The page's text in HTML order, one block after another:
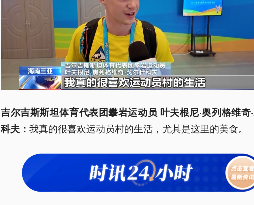
吉尔吉斯斯坦体育代表团攀岩运动员 叶夫根尼·奥列格维奇
科夫： 我真的很喜欢运动员村的生活，尤其是这里的美食。